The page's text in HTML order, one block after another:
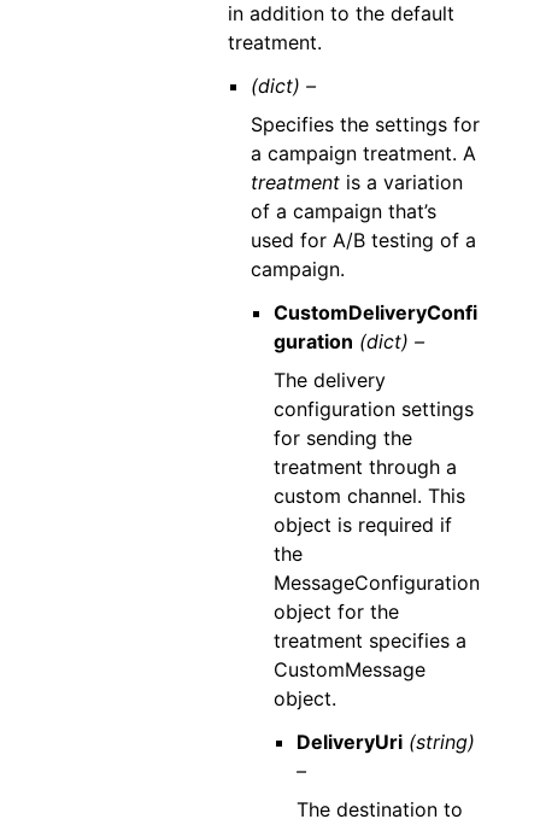
in addition to the default
treatment.
(dict) –
Specifies the settings for
a campaign treatment. A
treatmentis a variation
of a campaign that’s
used for A/B testing of a
campaign.
CustomDeliveryConfi
guration (dict) –
The delivery
configuration settings
for sending the
treatment through a
custom channel. This
object is required if
the
MessageConfiguration
object for the
treatment specifies a
CustomMessage
object.
DeliveryUri (string)
–
The destination to